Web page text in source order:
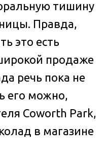
тишину
Правда,
это есть
продаже
речь пока не
его можно,
Coworth Park,
в магазине